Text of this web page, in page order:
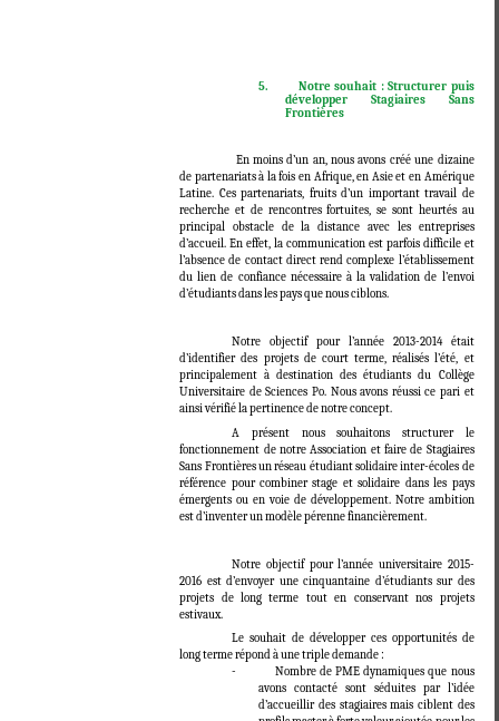
5.
Notre souhait : Structurer puis
développer Stagiaires Sans
Frontières
En moins d’un an, nous avons créé une dizaine
de partenariats à la fois en Afrique, en Asie et en Amérique
Latine. Ces partenariats, fruits d’un important travail de
recherche et de rencontres fortuites, se sont heurtés au
principal obstacle de la distance avec les entreprises
d’accueil. En effet, la communication est parfois difficile et
l’absence de contact direct rend complexe l’établissement
du lien de confiance nécessaire à la validation de l’envoi
d’étudiants dans les pays que nous ciblons.
Notre objectif pour l’année 2013-2014 était
d’identifier des projets de court terme, réalisés l’été, et
principalement à destination des étudiants du Collège
Universitaire de Sciences Po. Nous avons réussi ce pari et
ainsi vérifié la pertinence de notre concept.
A présent nous souhaitons structurer le
fonctionnement de notre Association et faire de Stagiaires
Sans Frontières un réseau étudiant solidaire inter-écoles de
référence pour combiner stage et solidaire dans les pays
émergents ou en voie de développement. Notre ambition
est d’inventer un modèle pérenne financièrement.
Notre objectif pour l’année universitaire 2015-
2016 est d’envoyer une cinquantaine d’étudiants sur des
projets de long terme tout en conservant nos projets
estivaux.
Le souhait de développer ces opportunités de
long terme répond à une triple demande :
- Nombre de PME dynamiques que nous
avons contacté sont séduites par l’idée
d’accueillir des stagiaires mais ciblent des